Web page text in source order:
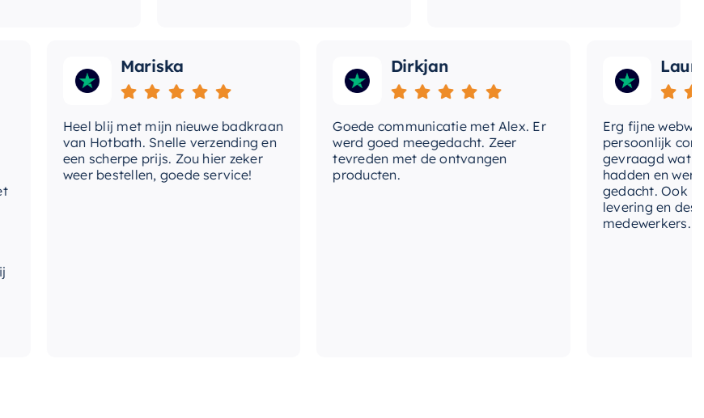
Mariska
Heel blij met mijn nieuwe badkraan
van Hotbath. Snelle verzending en
een scherpe prijs. Zou hier zeker
weer bestellen, goede service!
Dirkjan
Goede communicatie met Alex. Er
werd goed meegedacht. Zeer
tevreden met de ontvangen
producten.
Laura
Erg fijne webwinkel,
persoonlijk contact
gevraagd wat we
hadden en werd
gedacht. Ook in de
levering en
medewerkers. Wij